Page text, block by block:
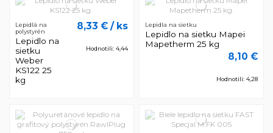
Lepidlá na
polystyrén
Lepidlo na
sietku
Weber
KS122 25
kg
8,33 € / ks
Hodnotili: 4,44
Lepidla na sietku
Lepidlo na sietku Mapei
Mapetherm 25 kg
8,10 €
Hodnotili: 4,28